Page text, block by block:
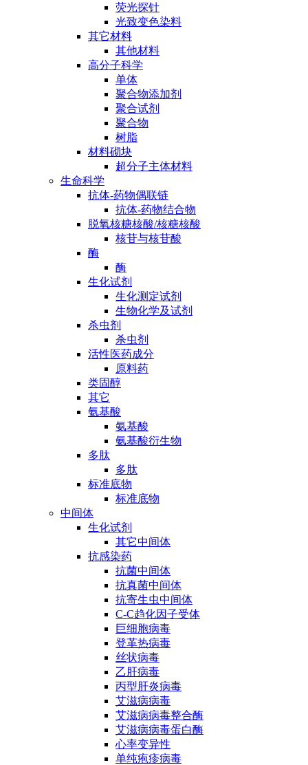
荧光探针
光致变色染料
其它材料
其他材料
高分子科学
单体
聚合物添加剂
聚合试剂
聚合物
树脂
材料砌块
超分子主体材料
生命科学
抗体-药物偶联链
抗体-药物结合物
脱氧核糖核酸/核糖核酸
核苷与核苷酸
酶
酶
生化试剂
生化测定试剂
生物化学及试剂
杀虫剂
杀虫剂
活性医药成分
原料药
类固醇
其它
氨基酸
氨基酸
氨基酸衍生物
多肽
多肽
标准底物
标准底物
中间体
生化试剂
其它中间体
抗感染药
抗菌中间体
抗真菌中间体
抗寄生虫中间体
C-C趋化因子受体
巨细胞病毒
登革热病毒
丝状病毒
乙肝病毒
丙型肝炎病毒
艾滋病病毒
艾滋病病毒整合酶
艾滋病病毒蛋白酶
心率变异性
单纯疱疹病毒